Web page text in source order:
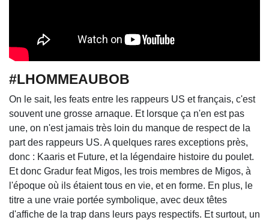
#LHOMMEAUBOB
On le sait, les feats entre les rappeurs US et français, c'est
souvent une grosse arnaque. Et lorsque ça n'en est pas
une, on n'est jamais très loin du manque de respect de la
part des rappeurs US. A quelques rares exceptions près,
donc : Kaaris et Future, et la légendaire histoire du poulet.
Et donc Gradur feat Migos, les trois membres de Migos, à
l'époque où ils étaient tous en vie, et en forme. En plus, le
titre a une vraie portée symbolique, avec deux têtes
d'affiche de la trap dans leurs pays respectifs. Et surtout, un